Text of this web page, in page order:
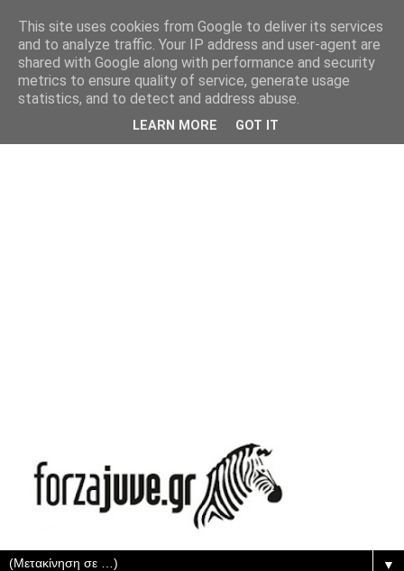
▼
This site uses cookies from Google to deliver its services
and to analyze traffic. Your IP address and user-agent are
shared with Google along with performance and security
metrics to ensure quality of service, generate usage
statistics, and to detect and address abuse.
LEARN MORE GOT IT